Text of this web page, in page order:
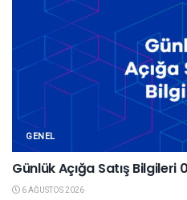
GENEL
Günlük Açığa Satış
6 AĞUSTOS 2026